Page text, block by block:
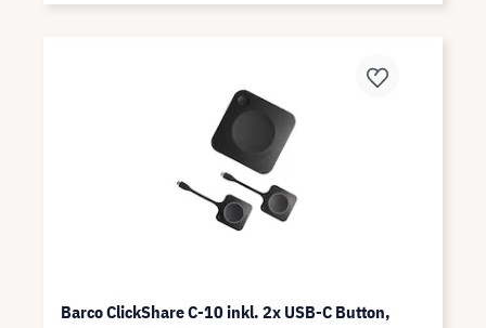
Barco ClickShare C-10 inkl. 2x USB-C Button,